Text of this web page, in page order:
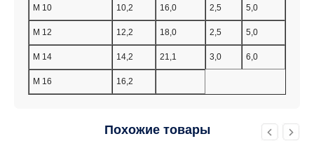
M 10 10,2 16,0 2,5 5,0
M 12 12,2 18,0 2,5 5,0
M 14 14,2 21,1 3,0 6,0
M 16 16,2
Похожие товары